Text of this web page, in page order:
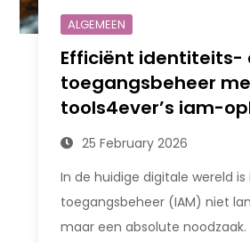
ALGEMEEN
Efficiënt identiteits-
toegangsbeheer
tools4ever’s iam-
25 February 2026
In de huidige digitale wereld
toegangsbeheer (IAM) niet
maar een absolute